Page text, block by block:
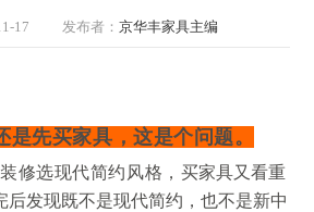
17 发布者： 京华丰家具主编
是先买家具，这是个问题。
修选现代简约风格， 买家具又看重
后发现既不是现代简约，也不是新中